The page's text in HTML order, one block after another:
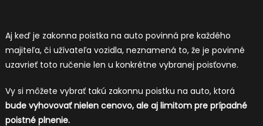
Aj keď je zakonna poistka na auto povinná pre každého
majiteľa, či užívateľa vozidla, neznamená to, že je povinné
uzavrieť toto ručenie len u konkrétne vybranej poisťovne.
Vy si môžete vybrať takú zakonnu poistku na auto, ktorá
bude vyhovovať nielen cenovo, ale aj limitom pre prípadné
poistné plnenie.